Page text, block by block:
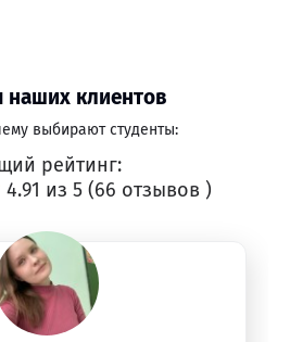
клиентов
выбирают студенты:
рейтинг:
4.91 из 5 (66 отзывов )